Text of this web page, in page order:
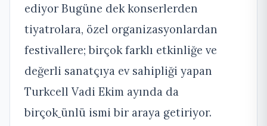
ediyor Bugüne dek konserlerden
tiyatrolara, özel organizasyonlardan
festivallere; birçok farklı etkinliğe ve
değerli sanatçıya ev sahipliği yapan
Turkcell Vadi Ekim ayında da
birçok ünlü ismi bir araya getiriyor.